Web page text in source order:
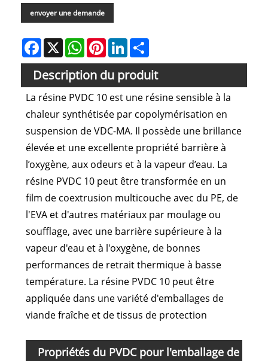
envoyer une demande
Facebook
X WhatsAppPinterestLinkedIn
Description du produit
La résine PVDC 10 est une résine sensible à la
chaleur synthétisée par copolymérisation en
suspension de VDC-MA. Il possède une brillance
élevée et une excellente propriété barrière à
l’oxygène, aux odeurs et à la vapeur d’eau. La
résine PVDC 10 peut être transformée en un
film de coextrusion multicouche avec du PE, de
l'EVA et d'autres matériaux par moulage ou
soufflage, avec une barrière supérieure à la
vapeur d'eau et à l'oxygène, de bonnes
performances de retrait thermique à basse
température. La résine PVDC 10 peut être
appliquée dans une variété d'emballages de
viande fraîche et de tissus de protection
Propriétés du PVDC pour l'emballage de